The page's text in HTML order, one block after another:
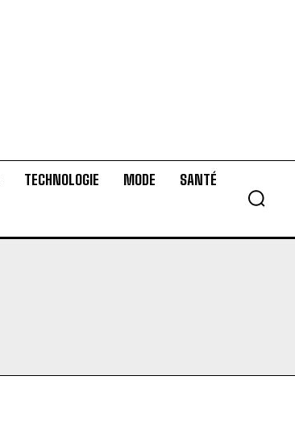
TECHNOLOGIE MODE SANTÉ